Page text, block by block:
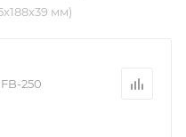
мм)
FB-250